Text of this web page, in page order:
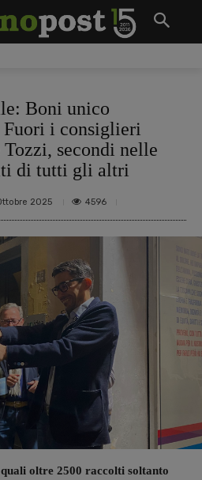
Boni unico
Fuori i consiglieri
secondi nelle
di tutti gli altri
2025 4596
oltre 2500 raccolti soltanto